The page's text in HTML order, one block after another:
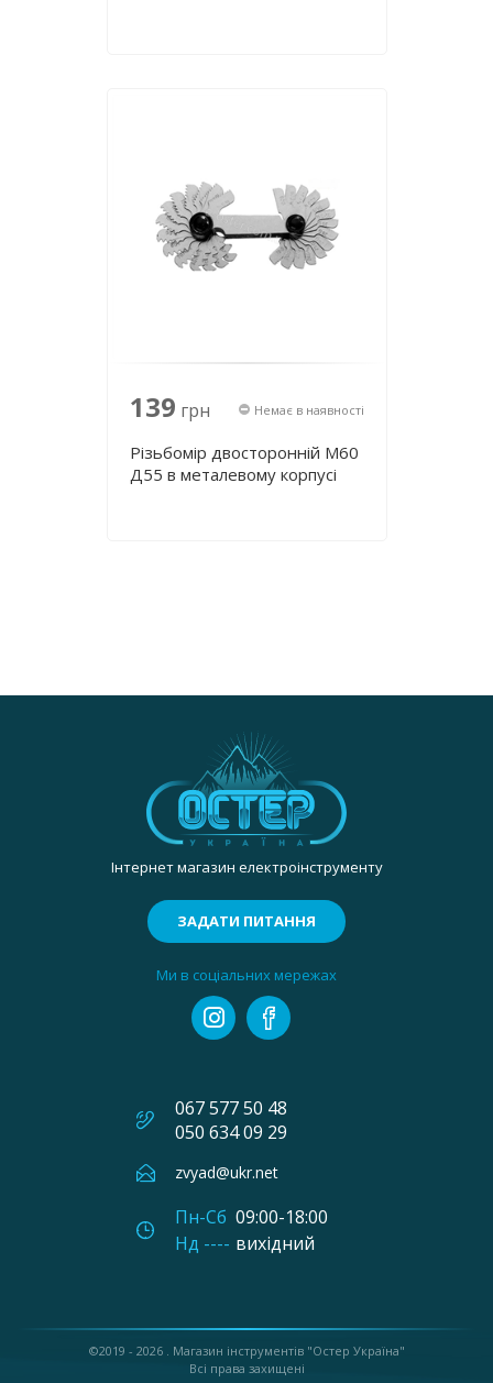
139 грн Немає в наявності
Різьбомір двосторонній М60
Д55 в металевому корпусі
Інтернет магазин електроінструменту
ЗАДАТИ ПИТАННЯ
Ми в соціальних мережах
067 577 50 48
050 634 09 29
zvyad@ukr.net
Пн-Сб 09:00-18:00
Нд ---- вихідний
©2019 - 2026 . Магазин інструментів "Остер Україна"
Всі права захищені